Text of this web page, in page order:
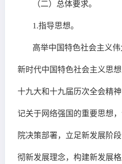
（二）总体要求。
1.指导思想。
高举中国特色社会主义
新时代中国特色社会主义思
十九大和十九届历次全会精
记关于网络强国的重要思想
院决策部署，立足新发展阶
彻新发展理念，构建新发展